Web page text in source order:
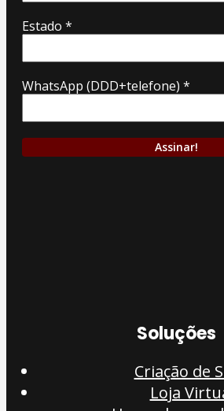
Estado *
WhatsApp (DDD+telefone) *
Soluções
Criação de
Loja